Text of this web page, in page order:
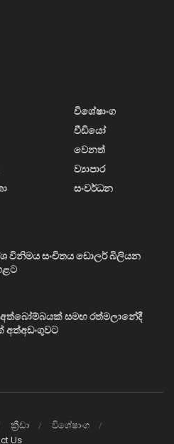
විශේෂාංග
වීඩියෝ
වෙනත්
ව්‍යාපාර
සංවර්ධන
විනිමය සංචිතය ඩොලර් බිලියන
සමඟ රත්මලානේදී
අත්අඩංගුවට
ක්‍රීඩා
විශේෂාංග
Us